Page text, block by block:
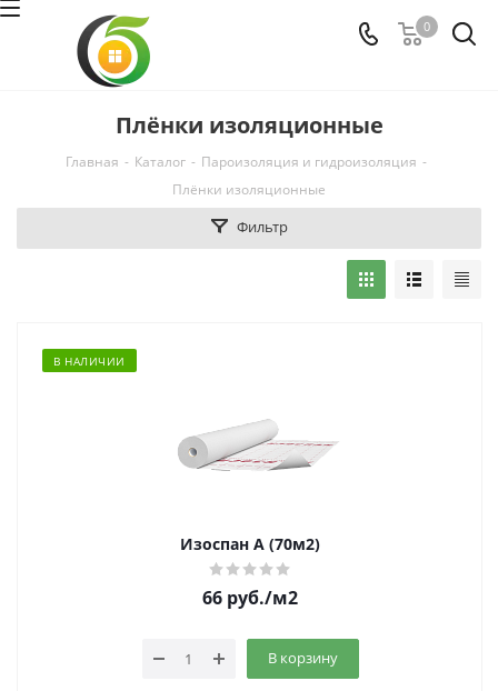
0
Плёнки изоляционные
Главная - Каталог - Пароизоляция и гидроизоляция -
Плёнки изоляционные
Фильтр
В НАЛИЧИИ
Изоспан A (70м2)
66 руб./м2
В корзину